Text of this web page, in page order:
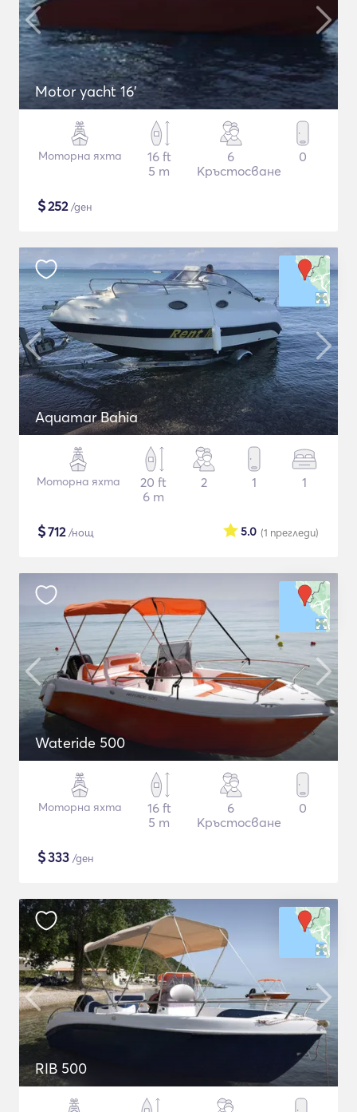
Motor yacht 16'
Моторна яхта
16 ft
5 m
6
Кръстосване
0
$252/ден
Aquamar Bahia
Моторна яхта
20 ft
6 m
2 1 1
$712/нощ (1 прегледи)
5.0
Wateride 500
Моторна яхта
16 ft
5 m
6
Кръстосване
0
$333 /ден
RIB 500